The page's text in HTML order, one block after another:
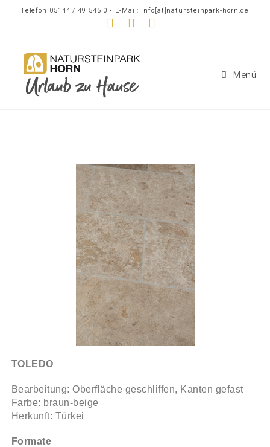
Telefon 05144 / 49 545 0 • E-Mail: info[at]natursteinpark-horn.de
Menü
TOLEDO
Bearbeitung: Oberfläche geschliffen, Kanten gefast
Farbe: braun-beige
Herkunft: Türkei
Formate